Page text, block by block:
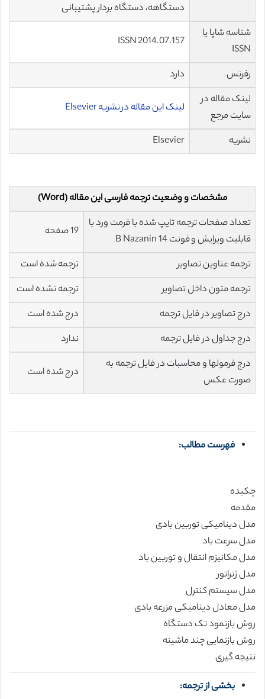
دستگاهه، دستگاه بردار پشتیبانی
شناسه شاپا یا
ISSN
ISSN 2014.07.157
رفرنس
دارد
لینک مقاله در
سایت مرجع
لینک این مقاله در نشریه Elsevier
نشریه Elsevier
مشخصات و وضعیت ترجمه فارسی این مقاله (Word)
تعداد صفحات ترجمه تایپ شده با فرمت ورد با
قابلیت ویرایش و فونت 14 B Nazanin
19 صفحه
ترجمه عناوین تصاویر
ترجمه شده است
ترجمه متون داخل تصاویر
ترجمه نشده است
درج تصاویر در فایل ترجمه
درج شده است
درج جداول در فایل ترجمه
ندارد
درج فرمولها و محاسبات در فایل ترجمه به
صورت عکس
درج شده است
فهرست مطالب:
چکیده
مقدمه
مدل دینامیکی توربین بادی
مدل سرعت باد
مدل مکانیزم انتقال و توربین باد
مدل ژنراتور
مدل سیستم کنترل
مدل معادل دینامیکی مزرعه بادی
روش بازنمود تک دستگاه
روش بازنمایی چند ماشینه
نتیجه گیری
بخشی از ترجمه: